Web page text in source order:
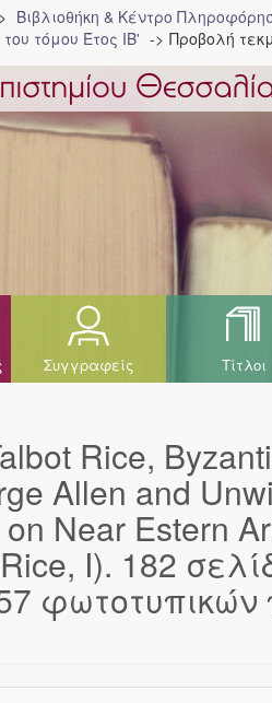
Βιβλιοθήκη & Κέντρο
τόμου Έτος ΙΒ' Προβολή
Συγγραφείς Τίτλοι
Rice,
Allen and
Near Estern
I). 182
φωτοτυπικών